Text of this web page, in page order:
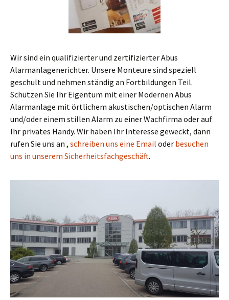
Wir sind ein qualifizierter und zertifizierter Abus
Alarmanlagenerichter. Unsere Monteure sind speziell
geschult und nehmen ständig an Fortbildungen Teil.
Schützen Sie Ihr Eigentum mit einer Modernen Abus
Alarmanlage mit örtlichem akustischen/optischen Alarm
und/oder einem stillen Alarm zu einer Wachfirma oder auf
Ihr privates Handy. Wir haben Ihr Interesse geweckt, dann
rufen Sie uns an , schreiben uns eine Email oder besuchen
uns in unserem Sicherheitsfachgeschäft.